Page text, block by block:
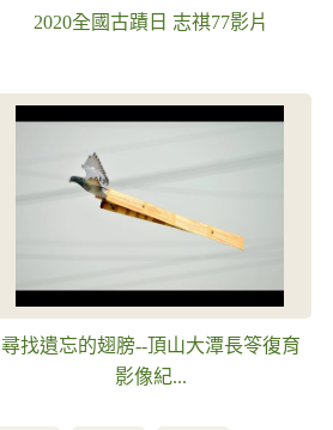
2020全國古蹟日 志祺77影片
尋找遺忘的翅膀--頂山大潭長笭復育
影像紀...